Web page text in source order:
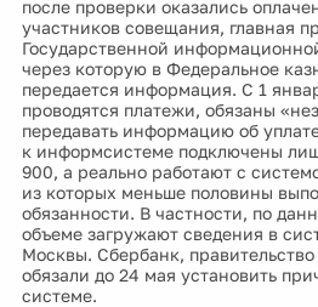
после проверки оказались
участников совещания, главная
Государственной
через которую в Федеральное
передается информация. С 1
проводятся платежи, обязаны
передавать информацию об
к информсистеме подключены
900, а реально работают с
из которых меньше половины
обязанности. В частности, по
объеме загружают сведения в
Москвы. Сбербанк,
обязали до 24 мая установить
системе.